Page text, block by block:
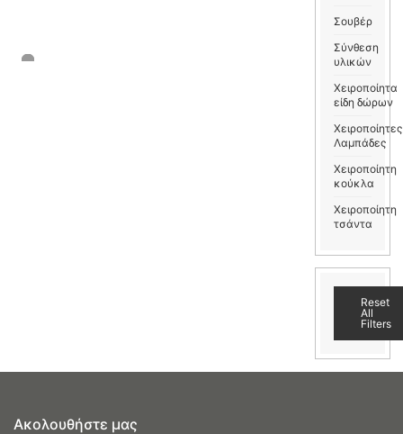
Σουβέρ
Σύνθεση
υλικών
Χειροποίητα
είδη δώρων
Χειροποίητες
Λαμπάδες
Χειροποίητη
κούκλα
Χειροποίητη
τσάντα
Reset
All
Filters
Ακολουθήστε μας